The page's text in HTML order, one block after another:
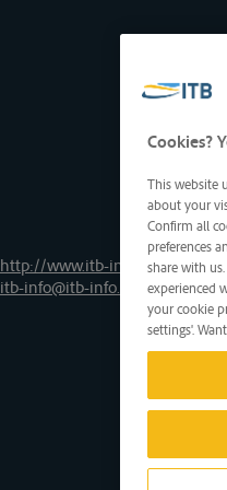
http://www.itb-info.be
itb-info@itb-info.be
Cookies?
This website
about your
Confirm all
preferences
share with
experienced
your cookie
settings'.